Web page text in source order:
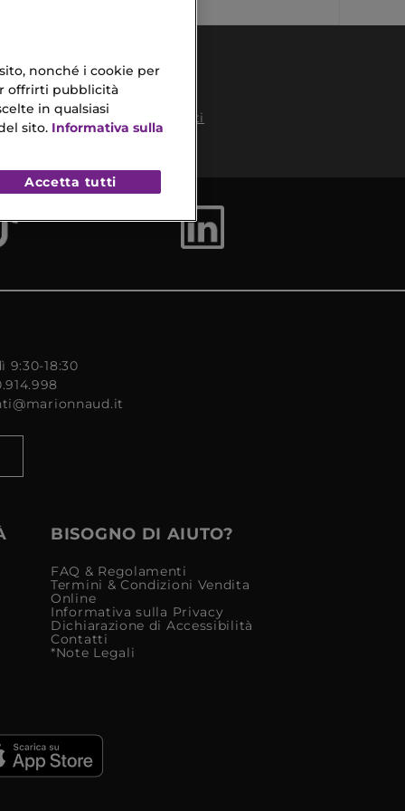
Pagamenti
Sicuri
9:30-18:30
BISOGNO DI AIUTO?
FAQ & Regolamenti
Termini & Condizioni Vendita
Online
Informativa sulla Privacy
Dichiarazione di Accessibilità
Contatti
*Note Legali
nonché i cookie per
offrirti pubblicità
in qualsiasi
sito. Informativa sulla
Accetta tutti